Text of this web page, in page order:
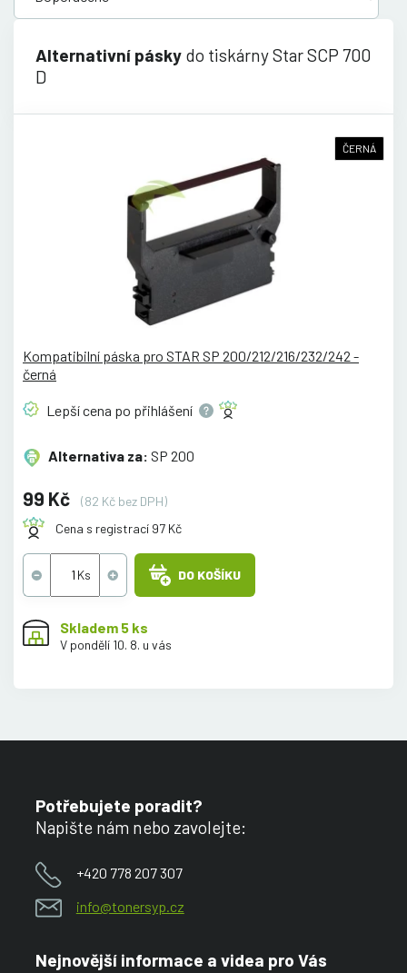
Alternativní pásky do tiskárny Star SCP 700
D
ČERNÁ
Kompatibilní páska pro STAR SP 200/212/216/232/242 -
černá
Lepší cena po přihlášení
Alternativa za: SP 200
99 Kč
(82 Kč bez DPH)
Cena s registrací 97 Kč
DO KOŠÍKU
Skladem 5 ks
V pondělí 10. 8. u vás
Potřebujete poradit?
Napište nám nebo zavolejte:
+420 778 207 307
info@tonersyp.cz
Nejnovější informace a videa pro Vás